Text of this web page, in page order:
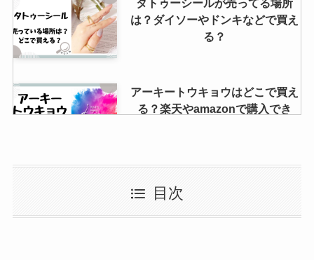
タトゥーシールが売ってる場所
は？ダイソーやドンキなどで買え
る？
アーキートウキョウはどこで買え
る？楽天やamazonで購入でき
マツキヨやドンキに売ってる？服
につくの？色や使い方について
目次